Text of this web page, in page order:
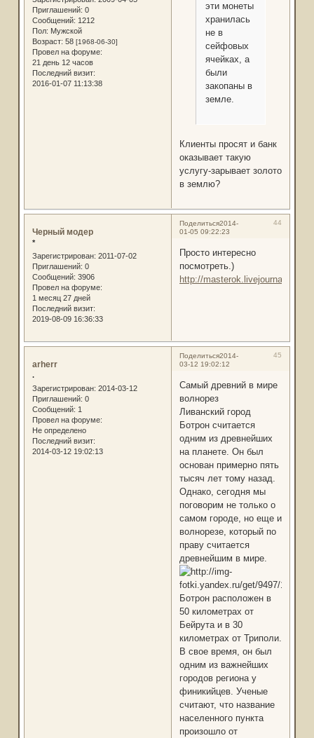
Приглашений: 0
Сообщений: 1212
Пол: Мужской
Возраст: 58 [1968-06-30]
Провел на форуме:
21 день 12 часов
Последний визит:
2016-01-07 11:13:38
эти монеты
хранилась
не в
сейфовых
ячейках, а
были
закопаны в
земле.
Клиенты просят и банк
оказывает такую
услугу-зарывает золото
в землю?
Поделиться 44
2014-
01-05 09:22:23
Черный модер
*
Зарегистрирован: 2011-07-02
Приглашений: 0
Сообщений: 3906
Провел на форуме:
1 месяц 27 дней
Последний визит:
2019-08-09 16:36:33
Просто интересно
посмотреть.)
http://masterok.livejournal.com/
Поделиться 45
2014-
03-12 19:02:12
arherr
.
Зарегистрирован: 2014-03-12
Приглашений: 0
Сообщений: 1
Провел на форуме:
Не определено
Последний визит:
2014-03-12 19:02:13
Самый древний в мире
волнорез
Ливанский город
Ботрон считается
одним из древнейших
на планете. Он был
основан примерно пять
тысяч лет тому назад.
Однако, сегодня мы
поговорим не только о
самом городе, но еще и
волнорезе, который по
праву считается
древнейшим в мире.
Ботрон расположен в
50 километрах от
Бейрута и в 30
километрах от Триполи.
В свое время, он был
одним из важнейших
городов региона у
финикийцев. Ученые
считают, что название
населенного пункта
произошло от